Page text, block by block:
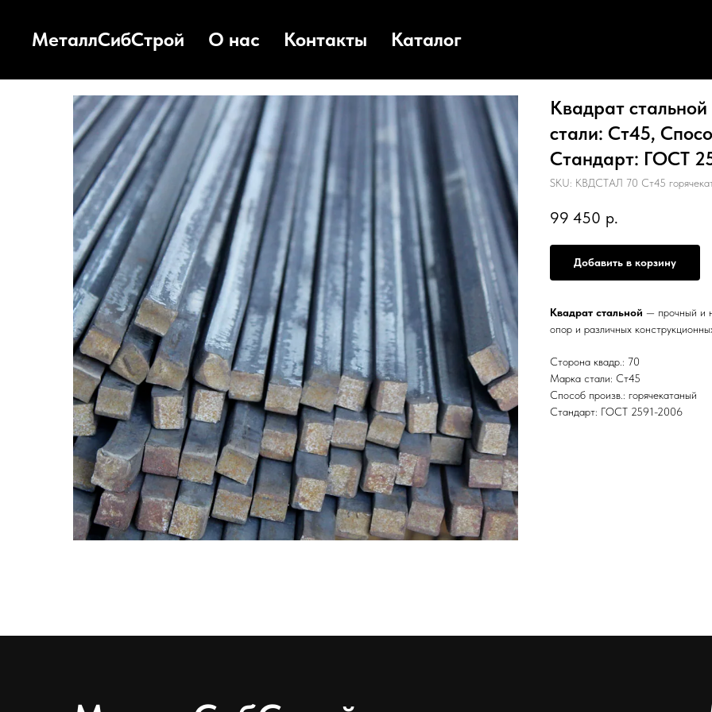
МеталлСибСтрой О нас Контакты Каталог
Квадрат
стали: Ст45,
Стандарт: ГОСТ
SKU: КВДСТАЛ 70 Ст45
99 450 р.
Добавить в корзину
Квадрат стальной — прочный и
опор и различных
Сторона квадр.: 70
Марка стали: Ст45
Способ произв.: горячекатаный
Стандарт: ГОСТ 2591-2006